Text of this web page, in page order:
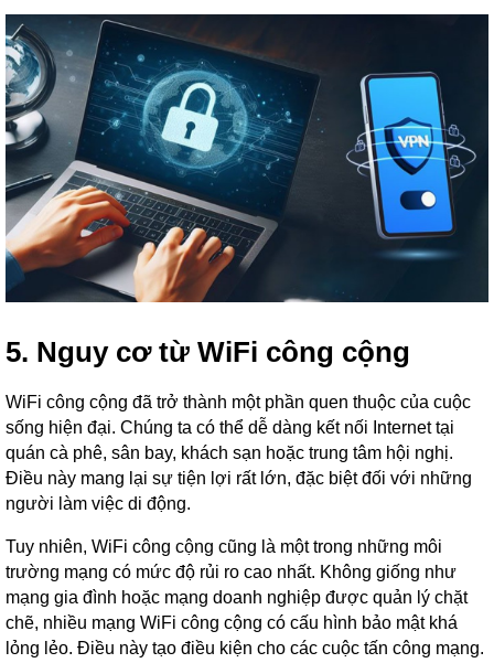
5. Nguy cơ từ WiFi công cộng
WiFi công cộng đã trở thành một phần quen thuộc của cuộc
sống hiện đại. Chúng ta có thể dễ dàng kết nối Internet tại
quán cà phê, sân bay, khách sạn hoặc trung tâm hội nghị.
Điều này mang lại sự tiện lợi rất lớn, đặc biệt đối với những
người làm việc di động.
Tuy nhiên, WiFi công cộng cũng là một trong những môi
trường mạng có mức độ rủi ro cao nhất. Không giống như
mạng gia đình hoặc mạng doanh nghiệp được quản lý chặt
chẽ, nhiều mạng WiFi công cộng có cấu hình bảo mật khá
lỏng lẻo. Điều này tạo điều kiện cho các cuộc tấn công mạng.